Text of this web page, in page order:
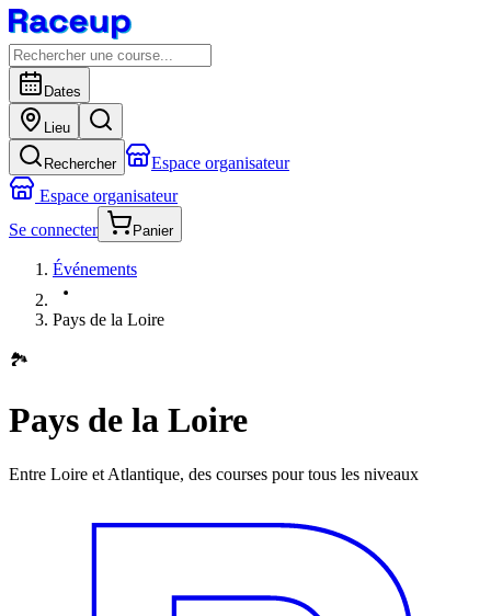
Dates
Lieu
Rechercher
Espace organisateur
Espace organisateur
Se connecter
Panier
Événements
Pays de la Loire
🏞️
Pays de la Loire
Entre Loire et Atlantique, des courses pour tous les niveaux